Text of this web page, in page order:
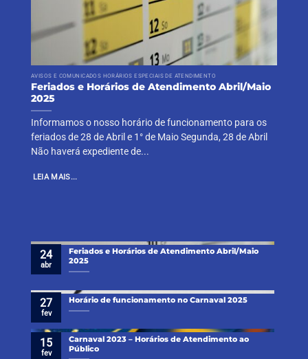
AVISOS E COMUNICADOS HORÁRIOS ESPECIAIS DE ATENDIMENTO
Feriados e Horários de Atendimento Abril/Maio
2025
Informamos o nosso horário de funcionamento para os
feriados de 28 de Abril e 1° de Maio Segunda, 28 de Abril
Não haverá expediente de...
LEIA MAIS...
Feriados e Horários de Atendimento Abril/Maio
2025
24
abr
Horário de funcionamento no Carnaval 2025
27
fev
Carnaval 2023 – Horários de Atendimento ao
Público
15
fev